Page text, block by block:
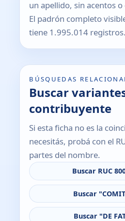
un apellido, sin acentos o
El padrón completo
tiene 1.995.014 registros.
BÚSQUEDAS
Buscar
contribuyente
Si esta ficha no es la
necesitás, probá con el
partes del nombre.
Buscar RUC
Buscar
Buscar "DE